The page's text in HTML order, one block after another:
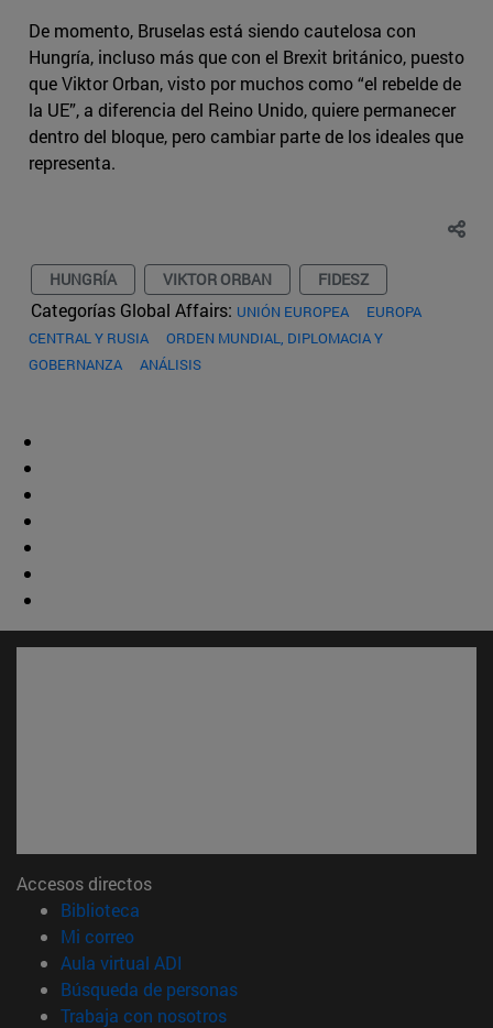
De momento, Bruselas está siendo cautelosa con
Hungría, incluso más que con el Brexit británico, puesto
que Viktor Orban, visto por muchos como “el rebelde de
la UE”, a diferencia del Reino Unido, quiere permanecer
dentro del bloque, pero cambiar parte de los ideales que
representa.
HUNGRÍA VIKTOR ORBAN FIDESZ
Categorías Global Affairs: UNIÓN EUROPEA
EUROPA
CENTRAL Y RUSIA
ORDEN MUNDIAL, DIPLOMACIA Y
GOBERNANZA
ANÁLISIS
Accesos directos
Biblioteca
Mi correo(abre en nueva ventana)
Aula virtual ADI
Búsqueda de personas(abre en nueva ventana)
Trabaja con nosotros(abre en nueva ventana)